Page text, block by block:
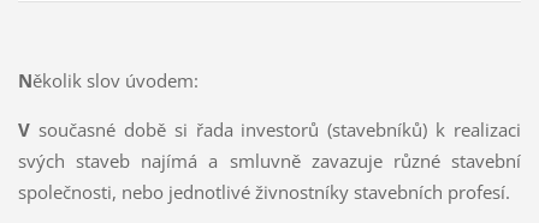
Několik slov úvodem:
Vsoučasné době si řada investorů (stavebníků) k realizaci
svých staveb najímá a smluvně zavazuje různé stavební
společnosti, nebo jednotlivé živnostníky stavebních profesí.